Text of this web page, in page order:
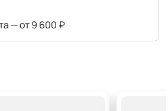
— от 9 600 ₽